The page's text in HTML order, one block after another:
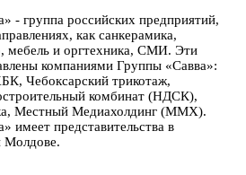
- группа российских предприятий,
как санкерамика,
мебель и оргтехника, СМИ. Эти
компаниями Группы «Савва»:
Чебоксарский трикотаж,
комбинат (НДСК),
Местный Медиахолдинг (ММХ).
имеет представительства в
Молдове.